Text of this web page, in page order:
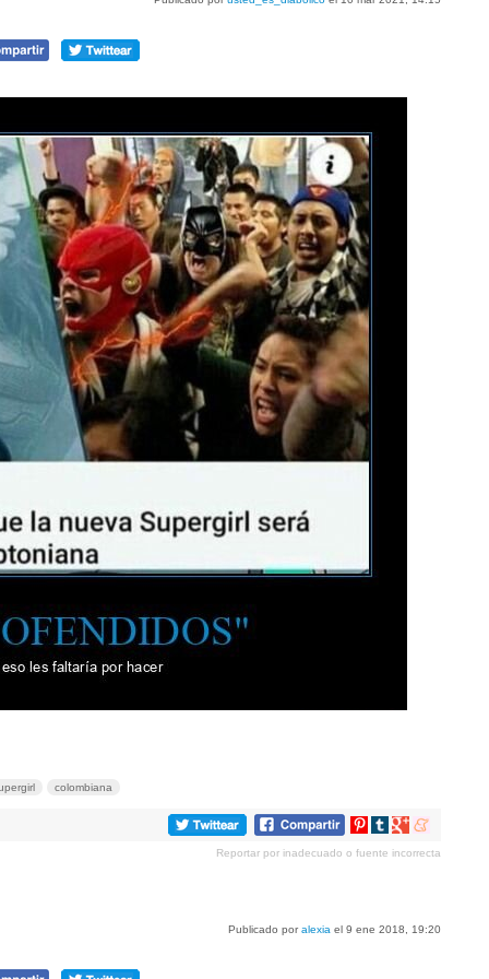
colombiana
Compartir
Pinterest
Compartir
tumblr
Compartir
Google+
Compartir
meneame
Reportar por inadecuado o fuente incorrecta
Publicado poralexia el 9 ene 2018, 19:20